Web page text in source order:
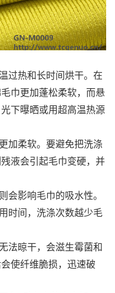
过热和长时间烘干。在
巾更加蓬松柔软，而悬
下曝晒或用超高温热源
加柔软。要避免把洗涤
液会引起毛巾变硬，并
会影响毛巾的吸水性。
时间，洗涤次数越少毛
法晾干，会滋生霉菌和
使纤维脆损，迅速破